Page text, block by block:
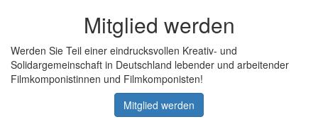
Mitglied werden
Werden Sie Teil einer eindrucksvollen Kreativ- und
Solidargemeinschaft in Deutschland lebender und arbeitender
Filmkomponistinnen und Filmkomponisten!
Mitglied werden